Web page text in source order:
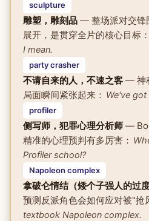
sculpture
雕塑，雕刻品— 整场派对交锋
展开，是贯穿全片的核心目标：
I mean.
party crasher
不请自来的人，不速之客— 神
局面瞬间紧张起来： We've
profiler
侧写师，犯罪心理分析师—
精准的心理预判有多厉害：
Profiler school?
Napoleon complex
拿破仑情结（矮个子强人的过度
预测反派角色会如何应对被"抢
textbook Napoleon complex.